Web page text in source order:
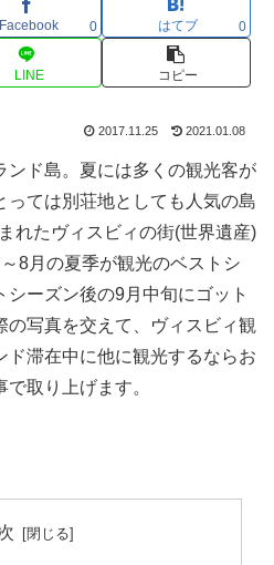
Facebook 0 はてブ 0
LINE コピー
2017.11.25 2021.01.08
ンド島。夏には多くの観光客が
っては別荘地としても人気の島
れたヴィスビィの街(世界遺産)
8月の夏季が観光のベストシ
ーズン後の9月中旬にゴット
の写真を交えて、ヴィスビィ観
ド滞在中に他に観光するならお
取り上げます。